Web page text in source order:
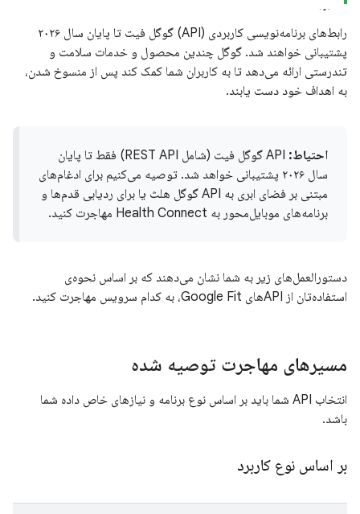
رابط‌های برنامه‌نویسی کاربردی (API) گوگل فیت تا پایان سال ۲۰۲۶
پشتیبانی خواهند شد. گوگل چندین محصول و خدمات سلامت و
تندرستی ارائه می‌دهد تا به کاربران شما کمک کند پس از منسوخ شدن،
به اهداف خود دست یابند.
احتیاط:
API گوگل فیت (شامل REST API) فقط تا پایان
سال ۲۰۲۶ پشتیبانی خواهد شد. توصیه می‌کنیم برای ادغام‌های
مبتنی بر فضای ابری به API گوگل هلث یا برای ردیابی قدم‌ها و
برنامه‌های موبایل‌محور به Health Connect مهاجرت کنید.
دستورالعمل‌های زیر به شما نشان می‌دهند که بر اساس نحوه‌ی
استفاده‌تان از APIهای Google Fit، به کدام سرویس مهاجرت کنید.
مسیرهای مهاجرت توصیه شده
انتخاب API شما باید بر اساس نوع برنامه و نیازهای خاص داده شما
باشد.
بر اساس نوع کاربرد